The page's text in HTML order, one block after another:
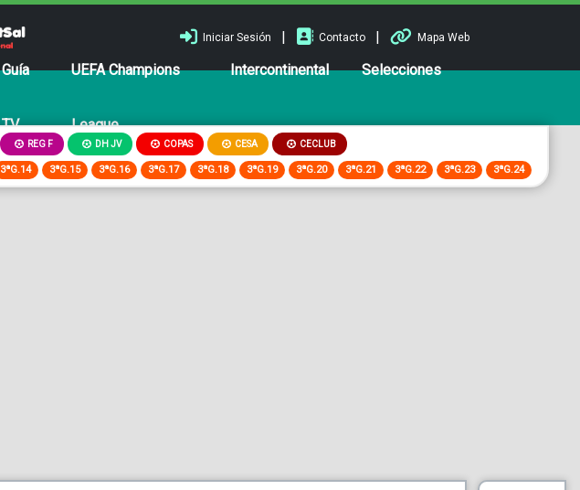
Iniciar Sesión | Contacto | Mapa Web
Guía
TV
UEFA Champions
League
Intercontinental Selecciones
REG F DH JV COPAS CESA CECLUB
3ªG.14 3ªG.15 3ªG.16 3ªG.17 3ªG.18 3ªG.19 3ªG.20 3ªG.21 3ªG.22 3ªG.23 3ªG.24